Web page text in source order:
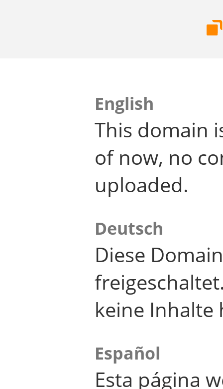
English
This domain
of now, no
uploaded.
Deutsch
Diese
keine Inhalte
Español
Esta página